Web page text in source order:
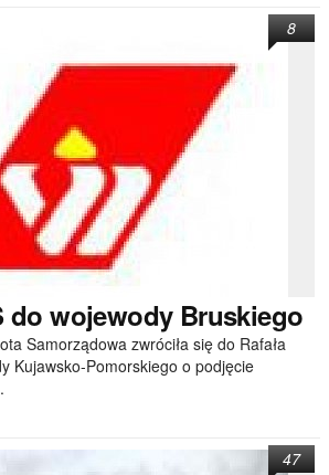
do wojewody Bruskiego
Samorządowa zwróciła się do Rafała
Kujawsko-Pomorskiego o podjęcie
8
47